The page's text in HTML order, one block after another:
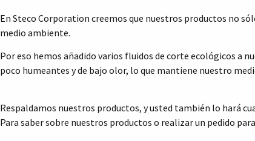
En Steco Corporation creemos que nuestros productos no
medio ambiente.
Por eso hemos añadido varios fluidos de corte ecológicos a
poco humeantes y de bajo olor, lo que mantiene nuestro
Respaldamos nuestros productos, y usted también lo hará
Para saber sobre nuestros productos o realizar un pedido